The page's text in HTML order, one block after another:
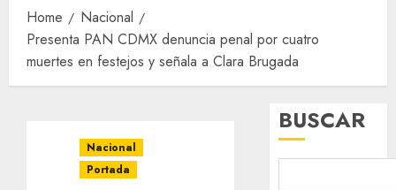
Home
Nacional
Presenta PAN CDMX denuncia penal por cuatro
muertes en festejos y señala a Clara Brugada
Nacional
Portada
BUSCAR